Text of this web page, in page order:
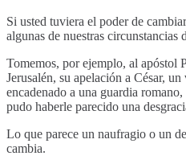
Si usted tuviera el poder de
algunas de nuestras
Tomemos, por ejemplo, al apóstol
Jerusalén, su apelación a César,
encadenado a una guardia
pudo haberle parecido una
Lo que parece un naufragio o un
cambia.